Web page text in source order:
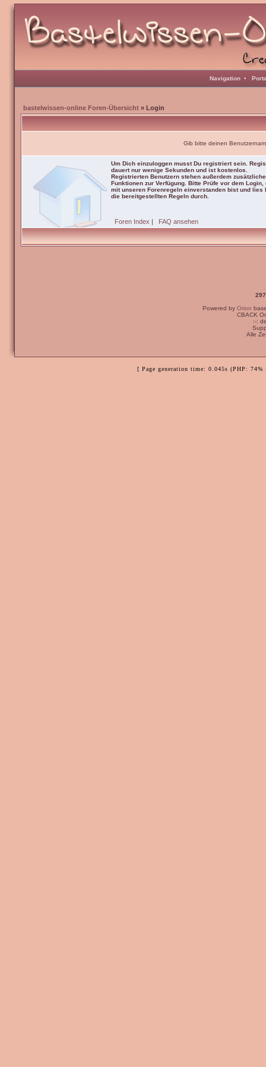
Navigation •
bastelwissen-online Foren-Übersicht » Login
Gib bitte deinen
Um Dich einzuloggen musst Du registriert sein.
dauert nur wenige Sekunden und ist kostenlos.
Registrierten Benutzern stehen außerdem zusätzliche
Funktionen zur Verfügung. Bitte Prüfe vor dem Login,
mit unseren Forenregeln einverstanden bist und lies
die bereitgestellten Regeln durch.
Foren Index | FAQ ansehen
Powered by Orion
CBACK
:-:
Alle
[ Page generation time: 0.045s (PHP: